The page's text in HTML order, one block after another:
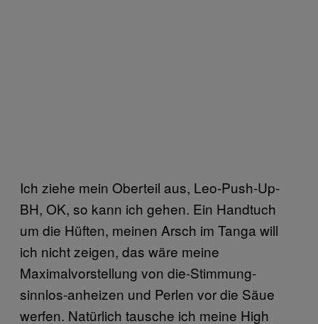
Ich ziehe mein Oberteil aus, Leo-Push-Up-
BH, OK, so kann ich gehen. Ein Handtuch
um die Hüften, meinen Arsch im Tanga will
ich nicht zeigen, das wäre meine
Maximalvorstellung von die-Stimmung-
sinnlos-anheizen und Perlen vor die Säue
werfen. Natürlich tausche ich meine High